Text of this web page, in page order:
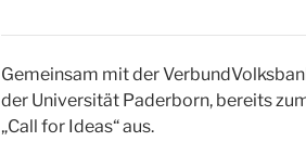
Gemeinsam mit der
der Universität Paderborn, bereits
„Call for Ideas“ aus.